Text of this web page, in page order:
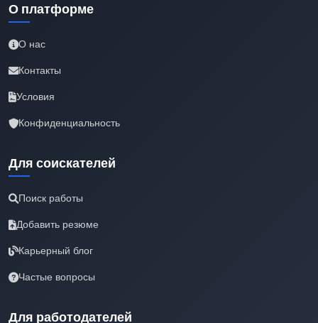
О платформе
О нас
Контакты
Условия
Конфиденциальность
Для соискателей
Поиск работы
Добавить резюме
Карьерный блог
Частые вопросы
Для работодателей